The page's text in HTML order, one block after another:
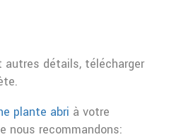
détails, télécharger
plante abri à votre
nous recommandons: